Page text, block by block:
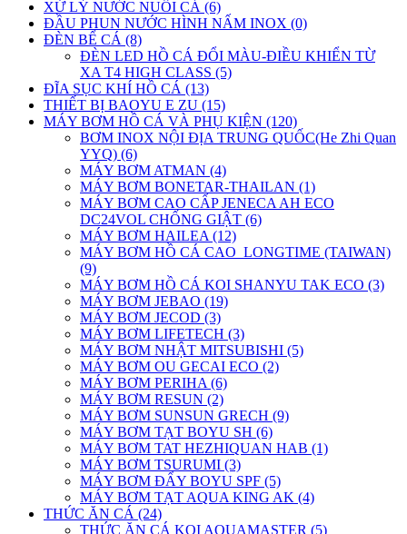
XỬ LÝ NƯỚC NUÔI CÁ (6)
ĐẦU PHUN NƯỚC HÌNH NẤM INOX (0)
ĐÈN BỂ CÁ (8)
ĐÈN LED HỒ CÁ ĐỔI MÀU-ĐIỀU KHIỂN TỪ
XA T4 HIGH CLASS (5)
ĐĨA SỤC KHÍ HỒ CÁ (13)
THIẾT BỊ BAOYU E ZU (15)
MÁY BƠM HỒ CÁ VÀ PHỤ KIỆN (120)
BƠM INOX NỘI ĐỊA TRUNG QUỐC(He Zhi Quan
YYQ) (6)
MÁY BƠM ATMAN (4)
MÁY BƠM BONETAR-THAILAN (1)
MÁY BƠM CAO CẤP JENECA AH ECO
DC24VOL CHỐNG GIẬT (6)
MÁY BƠM HAILEA (12)
MÁY BƠM HỒ CÁ CAO_LONGTIME (TAIWAN)
(9)
MÁY BƠM HỒ CÁ KOI SHANYU TAK ECO (3)
MÁY BƠM JEBAO (19)
MÁY BƠM JECOD (3)
MÁY BƠM LIFETECH (3)
MÁY BƠM NHẬT MITSUBISHI (5)
MÁY BƠM OU GECAI ECO (2)
MÁY BƠM PERIHA (6)
MÁY BƠM RESUN (2)
MÁY BƠM SUNSUN GRECH (9)
MÁY BƠM TẠT BOYU SH (6)
MÁY BƠM TAT HEZHIQUAN HAB (1)
MÁY BƠM TSURUMI (3)
MÁY BƠM ĐẨY BOYU SPF (5)
MÁY BƠM TẠT AQUA KING AK (4)
THỨC ĂN CÁ (24)
THỨC ĂN CÁ KOI AQUAMASTER (5)